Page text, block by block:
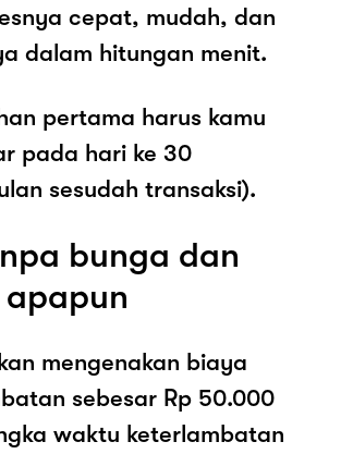
cepat, mudah, dan
dalam hitungan menit.
pertama harus kamu
pada hari ke 30
sesudah transaksi).
bunga dan
mengenakan biaya
sebesar Rp 50.000
waktu keterlambatan